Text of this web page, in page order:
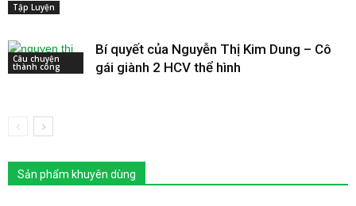
Tập Luyện
Câu chuyện
thành công
Bí quyết của Nguyễn Thị Kim Dung – Cô
gái giành 2 HCV thể hình
Sản phẩm khuyên dùng